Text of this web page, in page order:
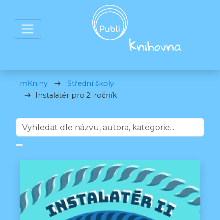
mKnihy
Střední školy
Instalatér pro 2. ročník